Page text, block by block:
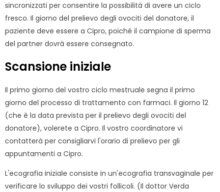
sincronizzati per consentire la possibilità di avere un ciclo
fresco. Il giorno del prelievo degli ovociti del donatore, il
paziente deve essere a Cipro, poiché il campione di sperma
del partner dovrà essere consegnato.
Scansione iniziale
Il primo giorno del vostro ciclo mestruale segna il primo
giorno del processo di trattamento con farmaci. Il giorno 12
(che è la data prevista per il prelievo degli ovociti del
donatore), volerete a Cipro. Il vostro coordinatore vi
contatterà per consigliarvi l'orario di prelievo per gli
appuntamenti a Cipro.
L'ecografia iniziale consiste in un'ecografia transvaginale per
verificare lo sviluppo dei vostri follicoli. (Il dottor Verda